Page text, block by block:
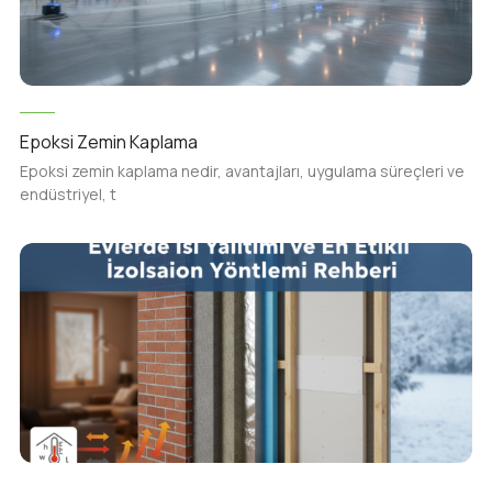
Epoksi Zemin Kaplama
Epoksi zemin kaplama nedir, avantajları, uygulama süreçleri ve
endüstriyel, t